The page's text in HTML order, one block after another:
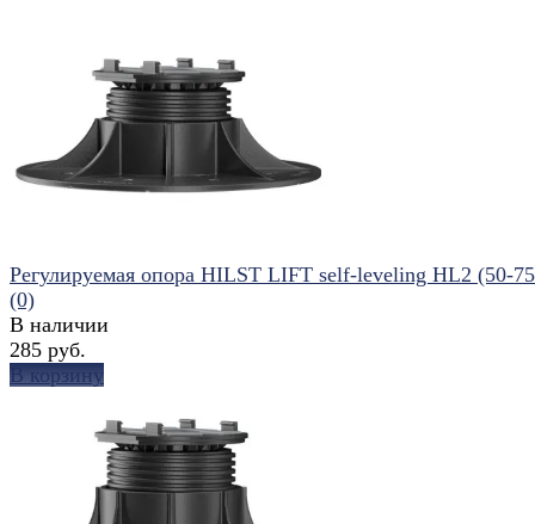
сравнить
сравнить
Регулируемая опора HILST LIFT self-leveling HL2 (50-
(0)
В наличии
285 руб.
В корзину